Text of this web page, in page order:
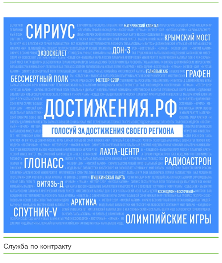
Служба по контракту